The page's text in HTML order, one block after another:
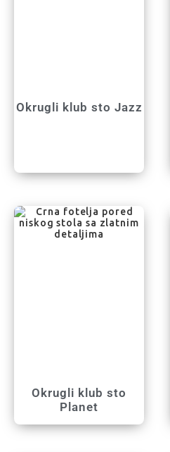
Okrugli klub sto Jazz
Okrugli klub sto
Planet